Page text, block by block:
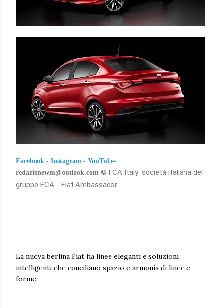
Facebook - Instagram - YouTube-
redazionewm@outlook.com © FCA Italy: società italiana del
gruppo FCA - Fiat Ambassador
La nuova berlina Fiat ha linee eleganti e soluzioni
intelligenti che conciliano spazio e armonia di linee e
forme.